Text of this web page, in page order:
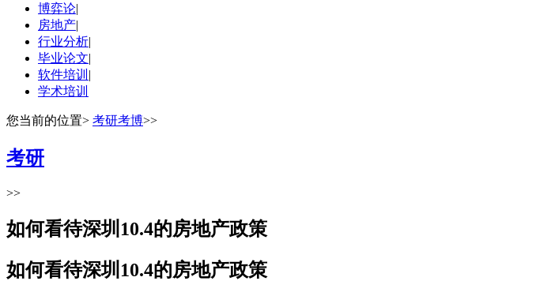
博弈论|
房地产|
行业分析|
毕业论文|
软件培训 |
学术培训
您当前的位置> 考研考博>>
考研
>>
如何看待深圳10.4的房地产政策
如何看待深圳10.4的房地产政策